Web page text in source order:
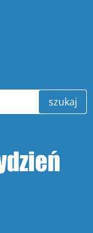
szukaj